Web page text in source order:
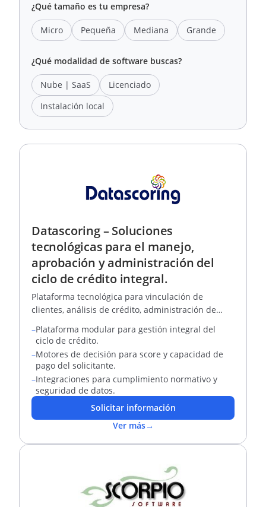
¿Qué tamaño es tu empresa?
Micro Pequeña Mediana Grande
¿Qué modalidad de software buscas?
Nube | SaaS
Licenciado
Instalación local
Datascoring – Soluciones
tecnológicas para el manejo,
aprobación y administración del
ciclo de crédito integral.
Plataforma tecnológica para vinculación de
clientes, análisis de crédito, administración de
–Plataforma modular para gestión integral del
ciclo de crédito.
–Motores de decisión para score y capacidad de
pago del solicitante.
–Integraciones para cumplimiento normativo y
seguridad de datos.
Solicitar información
Ver más→